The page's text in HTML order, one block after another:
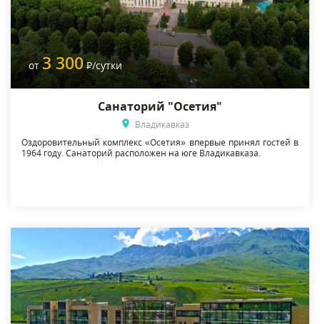
от 3 300 Р/сутки
Санаторий "Осетия"
Владикавказ
Оздоровительный комплекс «Осетия» впервые принял гостей в
1964 году. Санаторий расположен на юге Владикавказа.